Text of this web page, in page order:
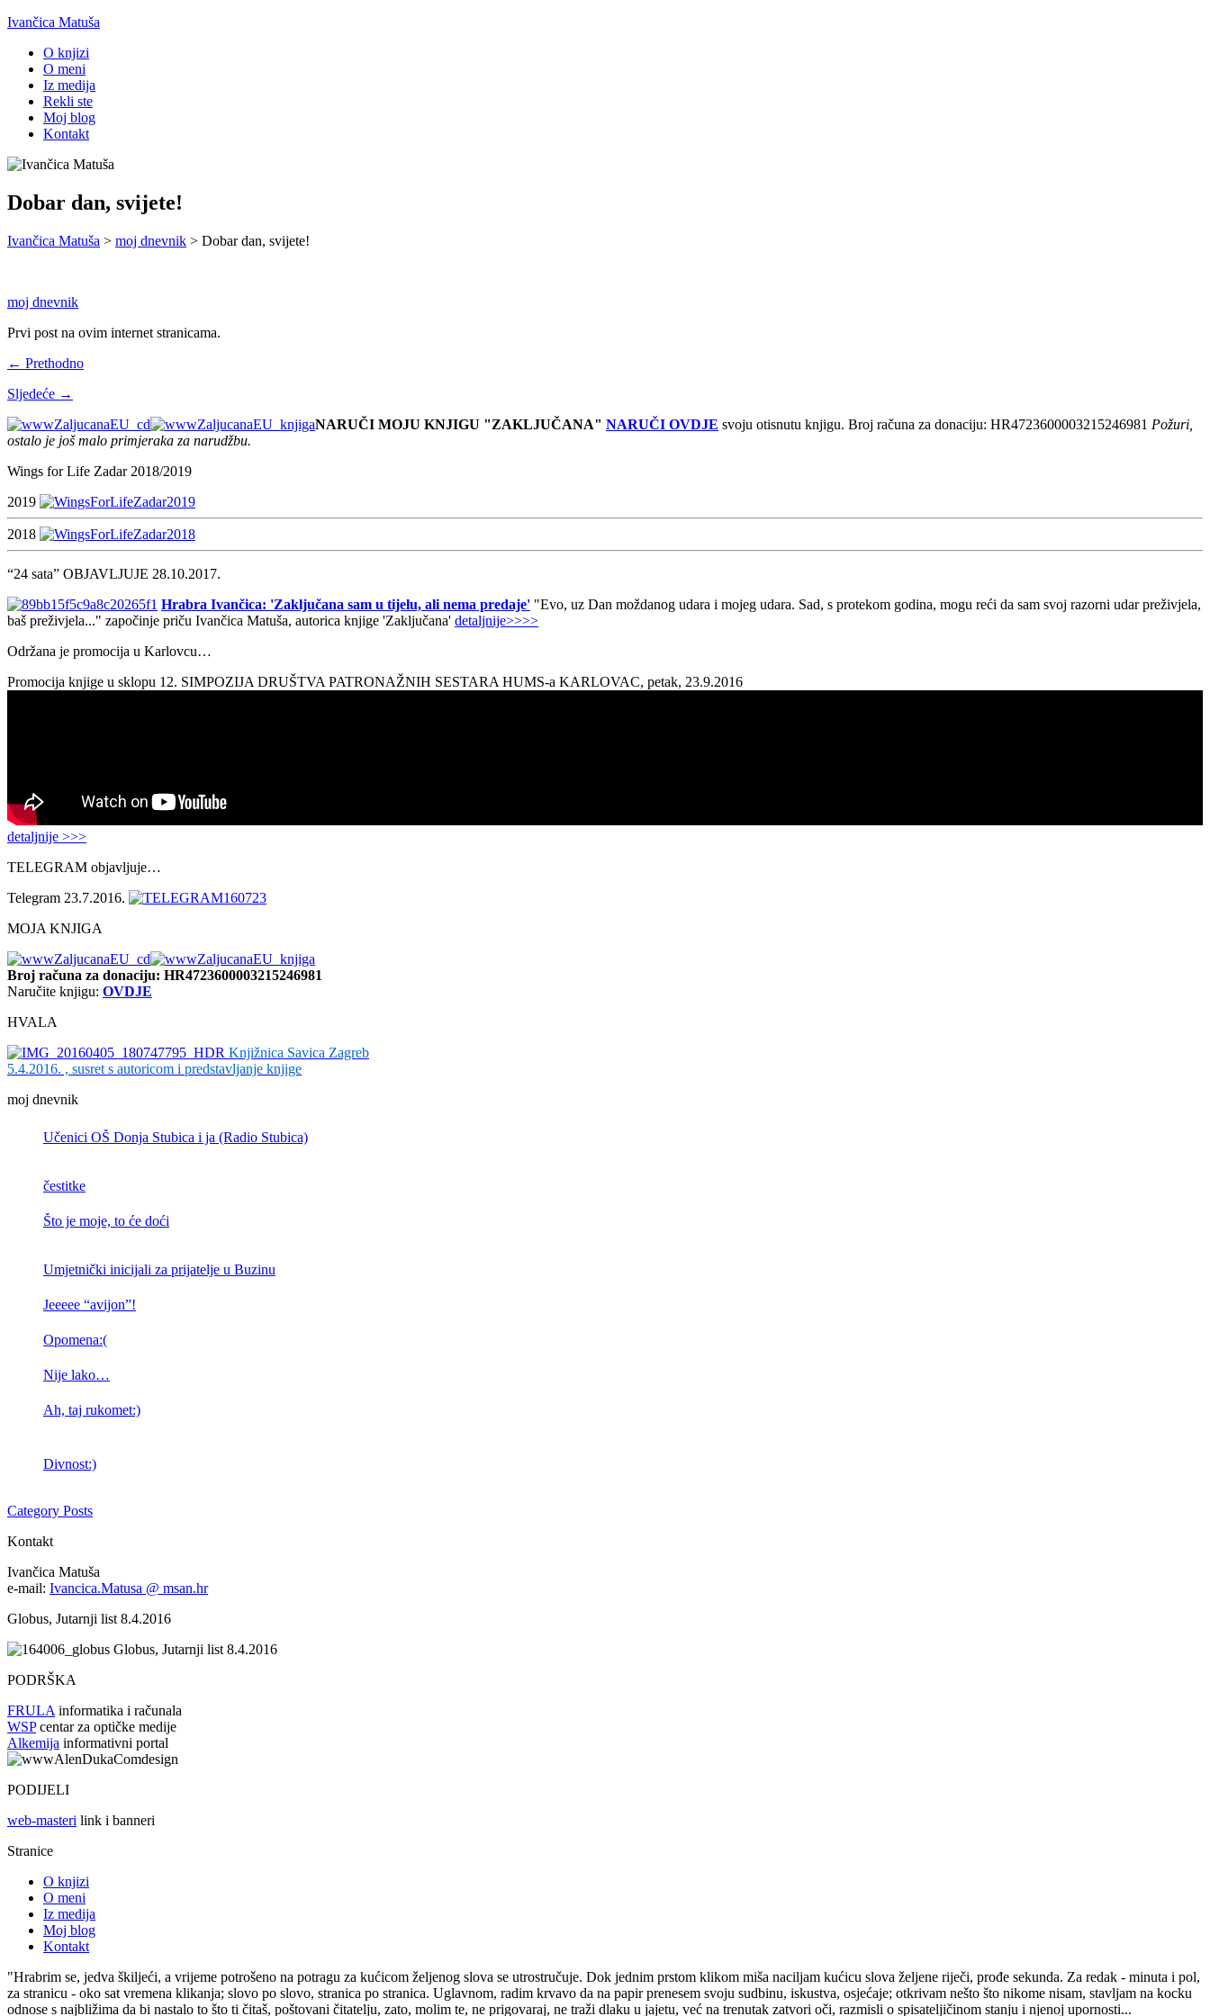
Ivančica Matuša
O knjizi
O meni
Iz medija
Rekli ste
Moj blog
Kontakt
Dobar dan, svijete!
Ivančica Matuša > moj dnevnik > Dobar dan, svijete!
moj dnevnik
Prvi post na ovim internet stranicama.
← Prethodno
Sljedeće →
NARUČI MOJU KNJIGU "ZAKLJUČANA" NARUČI OVDJE svoju otisnutu knjigu. Broj računa za donaciju: HR4723600003215246981 Požuri,
ostalo je još malo primjeraka za narudžbu.
Wings for Life Zadar 2018/2019
2019
2018
“24 sata” OBJAVLJUJE 28.10.2017.
Hrabra Ivančica: 'Zaključana sam u tijelu, ali nema predaje' "Evo, uz Dan moždanog udara i mojeg udara. Sad, s protekom godina, mogu reći da sam svoj razorni udar preživjela,
baš preživjela..." započinje priču Ivančica Matuša, autorica knjige 'Zaključana' detaljnije>>>>
Održana je promocija u Karlovcu…
Promocija knjige u sklopu 12. SIMPOZIJA DRUŠTVA PATRONAŽNIH SESTARA HUMS-a KARLOVAC, petak, 23.9.2016
detaljnije >>>
TELEGRAM objavljuje…
Telegram 23.7.2016.
MOJA KNJIGA
Broj računa za donaciju: HR4723600003215246981
Naručite knjigu: OVDJE
HVALA
Knjižnica Savica Zagreb
5.4.2016. , susret s autoricom i predstavljanje knjige
moj dnevnik
Učenici OŠ Donja Stubica i ja (Radio Stubica)
čestitke
Što je moje, to će doći
Umjetnički inicijali za prijatelje u Buzinu
Jeeeee “avijon”!
Opomena:(
Nije lako…
Ah, taj rukomet:)
Divnost:)
Category Posts
Kontakt
Ivančica Matuša
e-mail: Ivancica.Matusa @ msan.hr
Globus, Jutarnji list 8.4.2016
Globus, Jutarnji list 8.4.2016
PODRŠKA
FRULA informatika i računala
WSPcentar za optičke medije
Alkemija informativni portal
PODIJELI
web-masteri link i banneri
Stranice
O knjizi
O meni
Iz medija
Moj blog
Kontakt
"Hrabrim se, jedva škiljeći, a vrijeme potrošeno na potragu za kućicom željenog slova se utrostručuje. Dok jednim prstom klikom miša naciljam kućicu slova željene riječi, prođe sekunda. Za redak - minuta i pol,
za stranicu - oko sat vremena klikanja; slovo po slovo, stranica po stranica. Uglavnom, radim krvavo da na papir prenesem svoju sudbinu, iskustva, osjećaje; otkrivam nešto što nikome nisam, stavljam na kocku
odnose s najbližima da bi nastalo to što ti čitaš, poštovani čitatelju, zato, molim te, ne prigovaraj, ne traži dlaku u jajetu, već na trenutak zatvori oči, razmisli o spisateljičinom stanju i njenoj upornosti...